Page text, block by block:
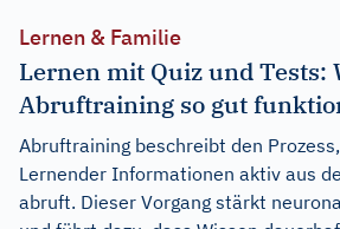
Lernen & Familie
Lernen mit Quiz und Tests:
Abruftraining so gut
Abruftraining beschreibt den
Lernender Informationen aktiv aus
abruft. Dieser Vorgang stärkt